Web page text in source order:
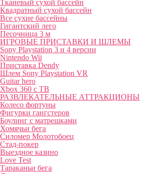
Тканевый сухой бассейн
Квадратный сухой бассейн
Все сухие бассейны
Гигантский лего
Песочница 3 м
ИГРОВЫЕ ПРИСТАВКИ И ШЛЕМЫ
Sony Playstation 3 и 4 версии
Nintendo Wii
Приставка Dendy
Шлем Sony Playstation VR
Guitar hero
Xbox 360 с ТВ
РАЗВЛЕКАТЕЛЬНЫЕ АТТРАКЦИОНЫ
Колесо фортуны
Фигурки гангстеров
Боулинг с матрешками
Хомячьи бега
Силомер Молотобоец
Стад-покер
Выездное казино
Love Test
Тараканьи бега